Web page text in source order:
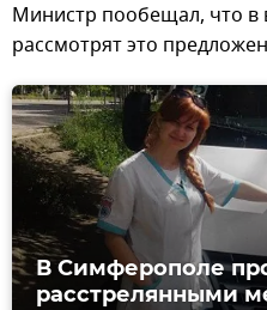
Министр пообещал, что в
рассмотрят это
В Симферополе
расстрелянными